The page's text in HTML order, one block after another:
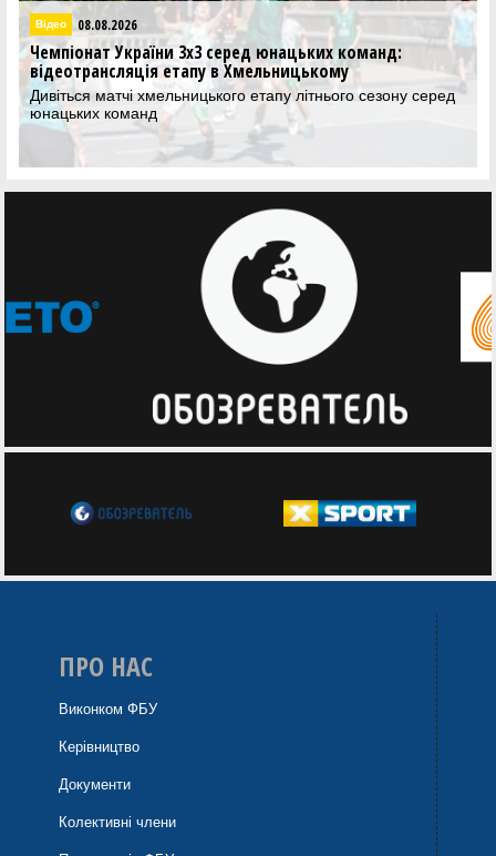
3х3 серед юнацьких команд:
етапу в Хмельницькому
хмельницького етапу літнього сезону серед
Баскетбол 3х3
Наступний
Розпочалась
ПРО НАС
Виконком ФБУ
Керівництво
Документи
Колективні члени